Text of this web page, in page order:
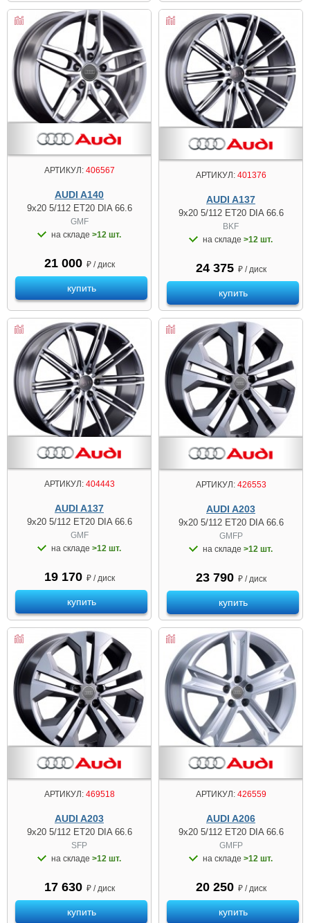
АРТИКУЛ:406567
AUDI A140
9x20 5/112 ET20 DIA 66.6
GMF
на складе >12 шт.
21 000 ₽ / диск
купить
АРТИКУЛ:401376
AUDI A137
9x20 5/112 ET20 DIA 66.6
BKF
на складе >12 шт.
24 375 ₽ / диск
купить
АРТИКУЛ:404443
AUDI A137
9x20 5/112 ET20 DIA 66.6
GMF
на складе >12 шт.
19 170 ₽ / диск
купить
АРТИКУЛ:426553
AUDI A203
9x20 5/112 ET20 DIA 66.6
GMFP
на складе >12 шт.
23 790 ₽ / диск
купить
АРТИКУЛ:469518
AUDI A203
9x20 5/112 ET20 DIA 66.6
SFP
на складе >12 шт.
17 630 ₽ / диск
купить
АРТИКУЛ:426559
AUDI A206
9x20 5/112 ET20 DIA 66.6
GMFP
на складе >12 шт.
20 250 ₽ / диск
купить